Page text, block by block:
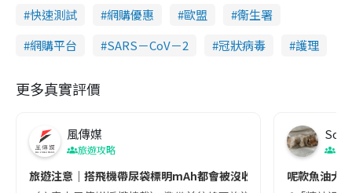
快速測試
網購優惠 歐盟
衞生署
網購平台
SARS－CoV－2 冠狀病毒 護理
更多真實評價
風傳媒
旅遊攻略
旅遊注意｜搭飛機帶尿袋標明mAh都會被沒收😱出發前切記檢查
Soul
呢款魚油大